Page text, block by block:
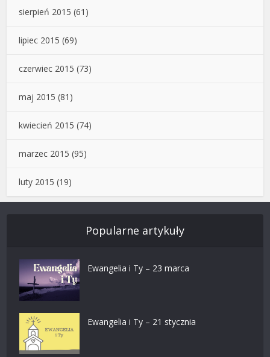
sierpień 2015 (61)
lipiec 2015 (69)
czerwiec 2015 (73)
maj 2015 (81)
kwiecień 2015 (74)
marzec 2015 (95)
luty 2015 (19)
Popularne artykuły
Ewangelia i Ty – 23 marca
Ewangelia i Ty – 21 stycznia